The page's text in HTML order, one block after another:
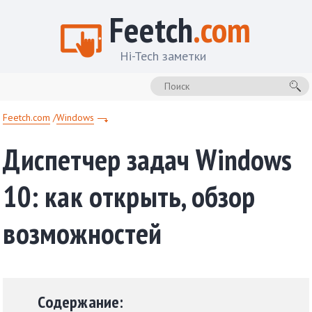
Feetch.com
Hi-Tech заметки
Feetch.com Windows
Диспетчер задач Windows
10: как открыть, обзор
возможностей
Содержание: